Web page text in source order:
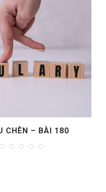
CHÈN – BÀI 180